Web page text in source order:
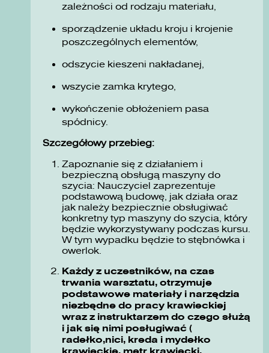
zależności od rodzaju materiału,
sporządzenie układu kroju i krojenie
poszczególnych elementów,
odszycie kieszeni nakładanej,
wszycie zamka krytego,
wykończenie obłożeniem pasa
spódnicy.
Szczegółowy przebieg:
Zapoznanie się z działaniem i
bezpieczną obsługą maszyny do
szycia: Nauczyciel zaprezentuje
podstawową budowę, jak działa oraz
jak należy bezpiecznie obsługiwać
konkretny typ maszyny do szycia, który
będzie wykorzystywany podczas kursu.
W tym wypadku będzie to stębnówka i
owerlok.
Każdy z uczestników, na czas
trwania warsztatu, otrzymuje
podstawowe materiały i narzędzia
niezbędne do pracy krawieckiej
wraz z instruktarzem do czego służą
i jak się nimi posługiwać (
radełko,nici, kreda i mydełko